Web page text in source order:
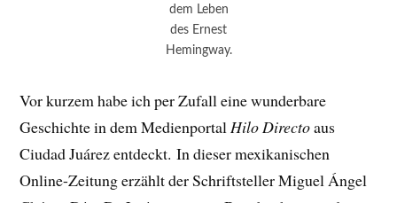
dem Leben
des Ernest
Hemingway.
Vor kurzem habe ich per Zufall eine wunderbare
Geschichte in dem MedienportalHilo Directoaus
Ciudad Juárez entdeckt. In dieser mexikanischen
Online-Zeitung erzählt der Schriftsteller Miguel Ángel